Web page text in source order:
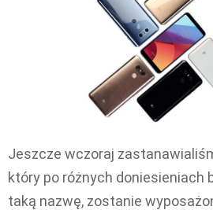
Jeszcze wczoraj
który po różnych doniesieniach
taką nazwę, zostanie